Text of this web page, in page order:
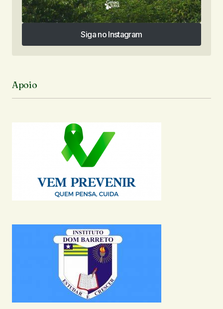
Siga no Instagram
Siga no Instagram
Apoio